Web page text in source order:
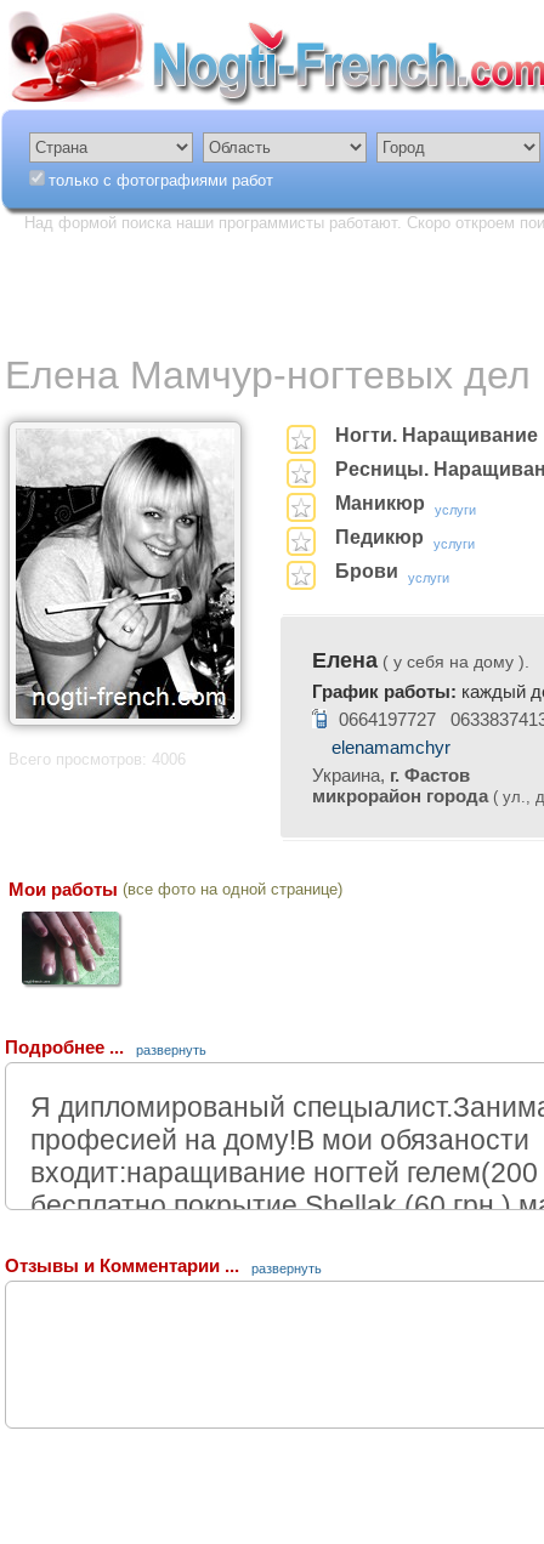
только с фотографиями работ
Над формой поиска наши программисты работают. Скоро откроем
Елена Мамчур-ногтевых дел
Всего просмотров: 4006
Ногти. Наращивание
Ресницы.
Маникюр
услуги
Педикюр услуги
Брови услуги
Елена ( у себя на дому ).
График работы: каждый
0664197727
elenamamchyr
Украина, г. Фастов
микрорайон города ( ул.,
Мои работы (все фото на одной странице)
Подробнее ... развернуть
Я дипломированый
професией на дому!В мои обязаности
входит:наращивание ногтей гелем(200
бесплатно,покрытие Shellak (60
(20 грн.),покраска ресниц (10
Отзывы и Комментарии ... развернуть